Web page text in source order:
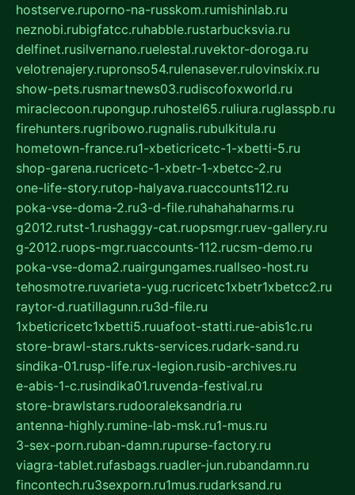
hostserve.ruporno-na-russkom.rumishinlab.ru
neznobi.rubigfatcc.ruhabble.rustarbucksvia.ru
delfinet.rusilvernano.ruelestal.ruvektor-doroga.ru
velotrenajery.rupronso54.rulenasever.rulovinskix.ru
show-pets.rusmartnews03.rudiscofoxworld.ru
miraclecoon.rupongup.ruhostel65.ruliura.ruglasspb.ru
firehunters.rugribowo.rugnalis.rubulkitula.ru
hometown-france.ru1-xbeticricetc-1-xbetti-5.ru
shop-garena.rucricetc-1-xbetr-1-xbetcc-2.ru
one-life-story.rutop-halyava.ruaccounts112.ru
poka-vse-doma-2.ru3-d-file.ruhahahaharms.ru
g2012.rutst-1.rushaggy-cat.ruopsmgr.ruev-gallery.ru
g-2012.ruops-mgr.ruaccounts-112.rucsm-demo.ru
poka-vse-doma2.ruairgungames.ruallseo-host.ru
tehosmotre.ruvarieta-yug.rucricetc1xbetr1xbetcc2.ru
raytor-d.ruatillagunn.ru3d-file.ru
1xbeticricetc1xbetti5.ruuafoot-statti.rue-abis1c.ru
store-brawl-stars.rukts-services.rudark-sand.ru
sindika-01.rusp-life.rux-legion.rusib-archives.ru
e-abis-1-c.rusindika01.ruvenda-festival.ru
store-brawlstars.rudooraleksandria.ru
antenna-highly.rumine-lab-msk.ru1-mus.ru
3-sex-porn.ruban-damn.rupurse-factory.ru
viagra-tablet.rufasbags.ruadler-jun.rubandamn.ru
fincontech.ru3sexporn.ru1mus.rudarksand.ru